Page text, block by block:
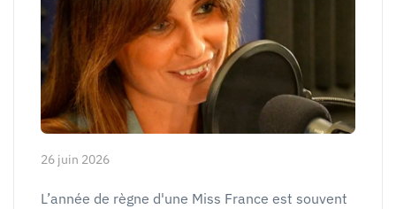
26 juin 2026
L’année de règne d'une Miss France est souvent